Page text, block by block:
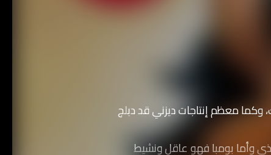
معظم إنتاجات ديزني قد دبلج
وأما بومبا فهو عاقل ونشيط